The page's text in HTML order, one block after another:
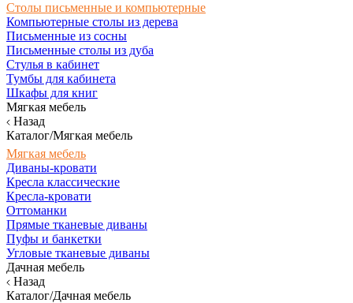
Столы письменные и компьютерные
Компьютерные столы из дерева
Письменные из сосны
Письменные столы из дуба
Стулья в кабинет
Тумбы для кабинета
Шкафы для книг
Мягкая мебель
Назад
Каталог/Мягкая мебель
Мягкая мебель
Диваны-кровати
Кресла классические
Кресла-кровати
Оттоманки
Прямые тканевые диваны
Пуфы и банкетки
Угловые тканевые диваны
Дачная мебель
Назад
Каталог/Дачная мебель